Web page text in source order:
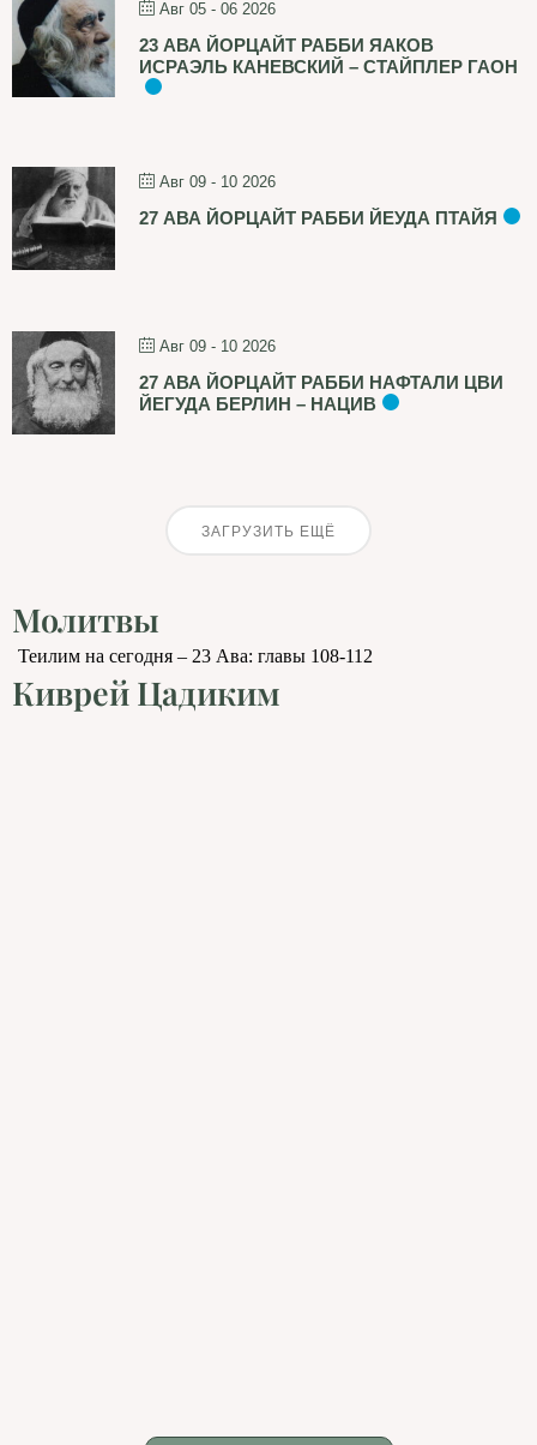
Авг 05 - 06 2026
23 АВА ЙОРЦАЙТ РАББИ ЯАКОВ
ИСРАЭЛЬ КАНЕВСКИЙ – СТАЙПЛЕР ГАОН
Авг 09 - 10 2026
27 АВА ЙОРЦАЙТ РАББИ ЙЕУДА ПТАЙЯ
Авг 09 - 10 2026
27 АВА ЙОРЦАЙТ РАББИ НАФТАЛИ ЦВИ
ЙЕГУДА БЕРЛИН – НАЦИВ
ЗАГРУЗИТЬ ЕЩЁ
Молитвы
Теилим на сегодня – 23 Ава: главы 108-112
Киврей Цадиким